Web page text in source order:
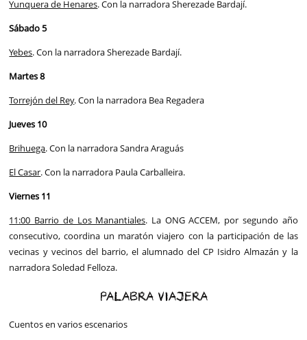
Yunquera de Henares. Con la narradora Sherezade Bardají.
Sábado 5
Yebes. Con la narradora Sherezade Bardají.
Martes 8
Torrejón del Rey. Con la narradora Bea Regadera
Jueves 10
Brihuega. Con la narradora Sandra Araguás
El Casar. Con la narradora Paula Carballeira.
Viernes 11
11:00 Barrio de Los Manantiales. La ONG ACCEM, por segundo año
consecutivo, coordina un maratón viajero con la participación de las
vecinas y vecinos del barrio, el alumnado del CP Isidro Almazán y la
narradora Soledad Felloza.
PALABRA VIAJERA
Cuentos en varios escenarios